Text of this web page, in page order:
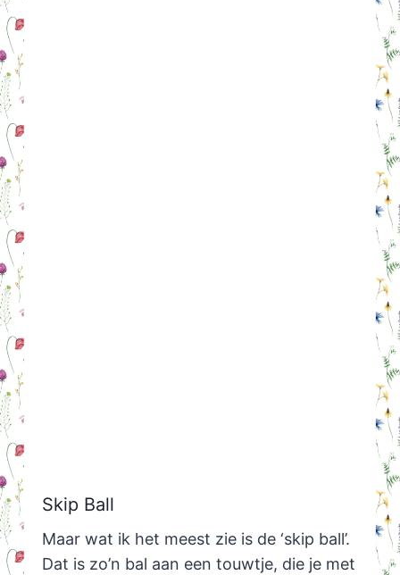
Skip Ball
Maar wat ik het meest zie is de ‘skip ball’.
Dat is zo’n bal aan een touwtje, die je met